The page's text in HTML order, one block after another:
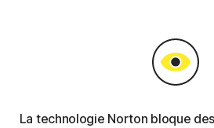
La technologie Norton bloque